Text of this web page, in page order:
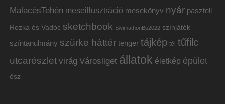
MalacésTehén meseillusztráció mesekönyv nyár pasztell
Rozka és Vadóc sketchbook SwimathonBp2022 színjáték
színtanulmány szürke háttér tenger tájkép tél tűfilc
utcarészlet virág Városliget állatok életkép épület
ősz